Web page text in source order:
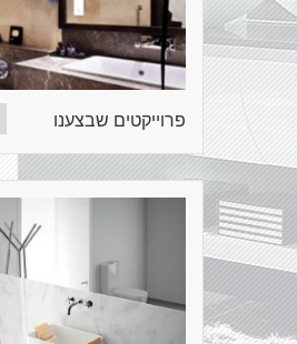
פרוייקטים שבצענו